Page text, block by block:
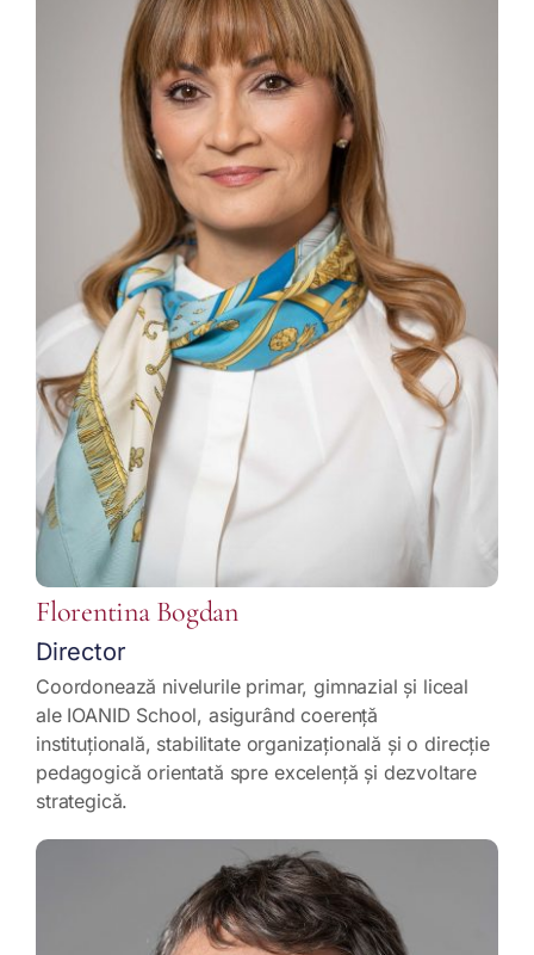
Florentina Bogdan
Director
Coordonează nivelurile primar, gimnazial și liceal
ale IOANID School, asigurând coerență
instituțională, stabilitate organizațională și o direcție
pedagogică orientată spre excelență și dezvoltare
strategică.